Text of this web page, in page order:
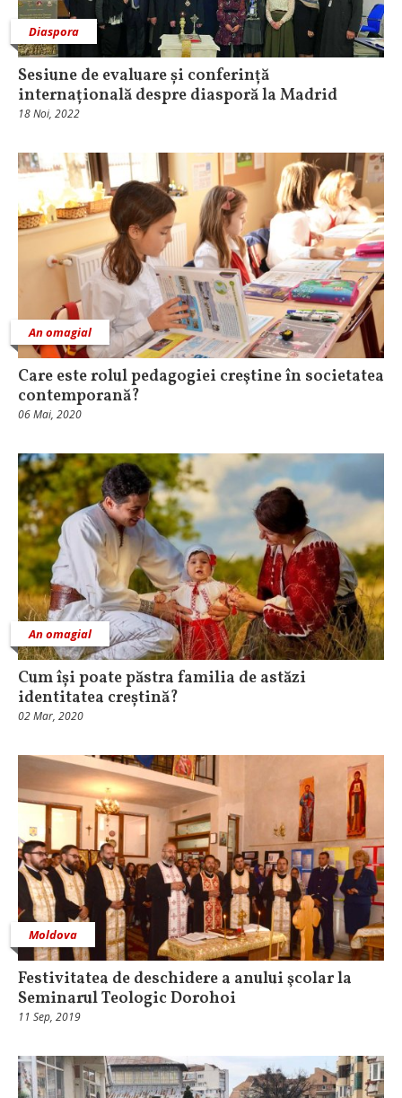
Diaspora
Sesiune de evaluare și conferință
internațională despre diasporă la Madrid
18 Noi, 2022
An omagial
Care este rolul pedagogiei creştine în societatea
contemporană?
06 Mai, 2020
An omagial
Cum își poate păstra familia de astăzi
identitatea creștină?
02 Mar, 2020
Moldova
Festivitatea de deschidere a anului şcolar la
Seminarul Teologic Dorohoi
11 Sep, 2019